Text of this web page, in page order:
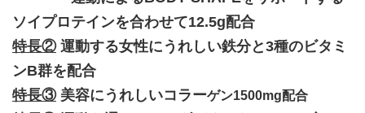
ソイプロテインを合わせて12.5g配合
特長②運動する女性にうれしい鉄分と3種のビタミ
ンB群を配合
特長③美容にうれしいコラーゲン1500mg配合